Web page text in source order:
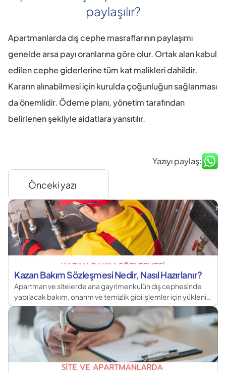
paylaşılır?
Apartmanlarda dış cephe masraflarının paylaşımı
genelde arsa payı oranlarına göre olur. Ortak alan kabul
edilen cephe giderlerine tüm kat malikleri dahildir.
Kararın alınabilmesi için kurulda çoğunluğun sağlanması
da önemlidir. Ödeme planı, yönetim tarafından
belirlenen şekliyle aidatlara yansıtılır.
Yazıyı paylaş:
Önceki yazı
Kazan Bakım Sözleşmesi Nedir, Nasıl Hazırlanır?
Apartman ve sitelerde ana gayrimenkulün dış cephesinde
yapılacak bakım, onarım ve temizlik gibi işlemler için yüklenici
firma ile apartman ya da site yönetimi arasında imzalanan
sözleşmelere dış cephe sözleşmesi adı verilmektedir.